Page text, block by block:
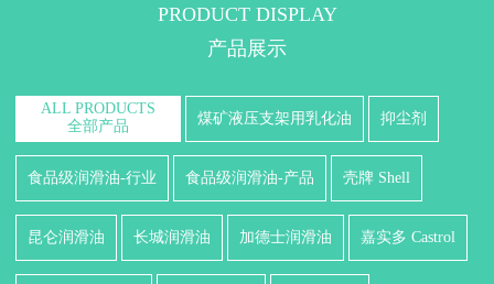
PRODUCT DISPLAY
产品展示
ALL PRODUCTS
全部产品
煤矿液压支架用乳化油 抑尘剂
食品级润滑油-行业 食品级润滑油-产品 壳牌 Shell
昆仑润滑油 长城润滑油 加德士润滑油 嘉实多 Castrol